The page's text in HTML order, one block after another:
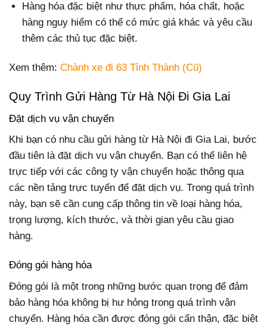
Hàng hóa đặc biệt như thực phẩm, hóa chất, hoặc
hàng nguy hiểm có thể có mức giá khác và yêu cầu
thêm các thủ tục đặc biệt.
Xem thêm: Chành xe đi 63 Tỉnh Thành (Cũ)
Quy Trình Gửi Hàng Từ Hà Nội Đi Gia Lai
Đặt dịch vụ vận chuyển
Khi bạn có nhu cầu gửi hàng từ Hà Nội đi Gia Lai, bước
đầu tiên là đặt dịch vụ vận chuyển. Bạn có thể liên hệ
trực tiếp với các công ty vận chuyển hoặc thông qua
các nền tảng trực tuyến để đặt dịch vụ. Trong quá trình
này, bạn sẽ cần cung cấp thông tin về loại hàng hóa,
trọng lượng, kích thước, và thời gian yêu cầu giao
hàng.
Đóng gói hàng hóa
Đóng gói là một trong những bước quan trọng để đảm
bảo hàng hóa không bị hư hỏng trong quá trình vận
chuyển. Hàng hóa cần được đóng gói cẩn thận, đặc biệt